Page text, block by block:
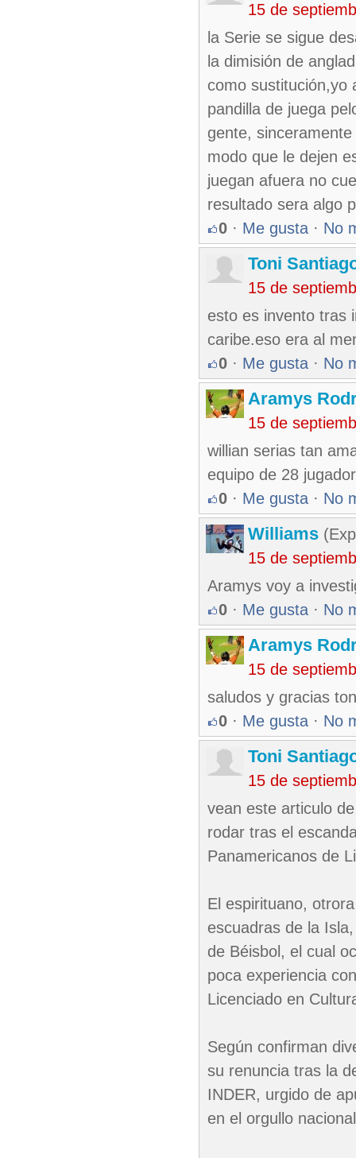
15 de
la Serie se sigue
la dimisión de
como sustitución,yo
pandilla de juega
gente,
modo que le dejen
juegan afuera no
resultado sera algo
0 · Me gusta · No
Toni
15 de
esto es invento tras
caribe.eso era al
0 · Me gusta · No
Aramys
15 de
willian serias tan
equipo de 28
0 · Me gusta · No
Williams
15 de
Aramys voy a
0 · Me gusta · No
Aramys
15 de
saludos y gracias
0 · Me gusta · No
Toni
15 de
vean este articulo
rodar tras el
Panamericanos de
El espirituano,
escuadras de la
de Béisbol, el cual
poca experiencia
Licenciado en
Según confirman
su renuncia tras la
INDER, urgido de
en el orgullo